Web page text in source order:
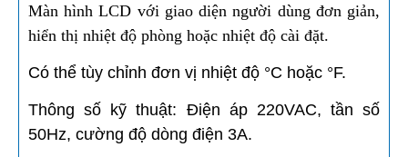
Màn hình LCD với giao diện người dùng đơn giản,
hiển thị nhiệt độ phòng hoặc nhiệt độ cài đặt.
Có thể tùy chỉnh đơn vị nhiệt độ °C hoặc °F.
Thông số kỹ thuật: Điện áp 220VAC, tần số
50Hz, cường độ dòng điện 3A.